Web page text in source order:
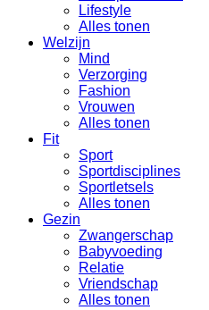
Lifestyle
Alles tonen
Welzijn
Mind
Verzorging
Fashion
Vrouwen
Alles tonen
Fit
Sport
Sportdisciplines
Sportletsels
Alles tonen
Gezin
Zwangerschap
Babyvoeding
Relatie
Vriendschap
Alles tonen